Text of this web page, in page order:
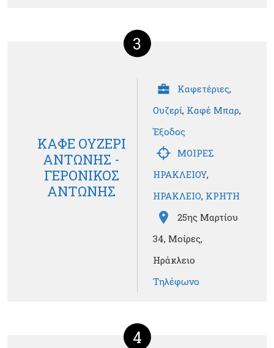
3
ΚΑΦΕ ΟΥΖΕΡΙ
ΑΝΤΩΝΗΣ -
ΓΕΡΟΝΙΚΟΣ
ΑΝΤΩΝΗΣ
Καφετέριες,
Ουζερί, Καφέ Μπαρ,
Έξοδος
ΜΟΙΡΕΣ
ΗΡΑΚΛΕΙΟΥ,
ΗΡΑΚΛΕΙΟ, ΚΡΗΤΗ
25ης Μαρτίου
34, Μοίρες,
Ηράκλειο
Τηλέφωνο
4